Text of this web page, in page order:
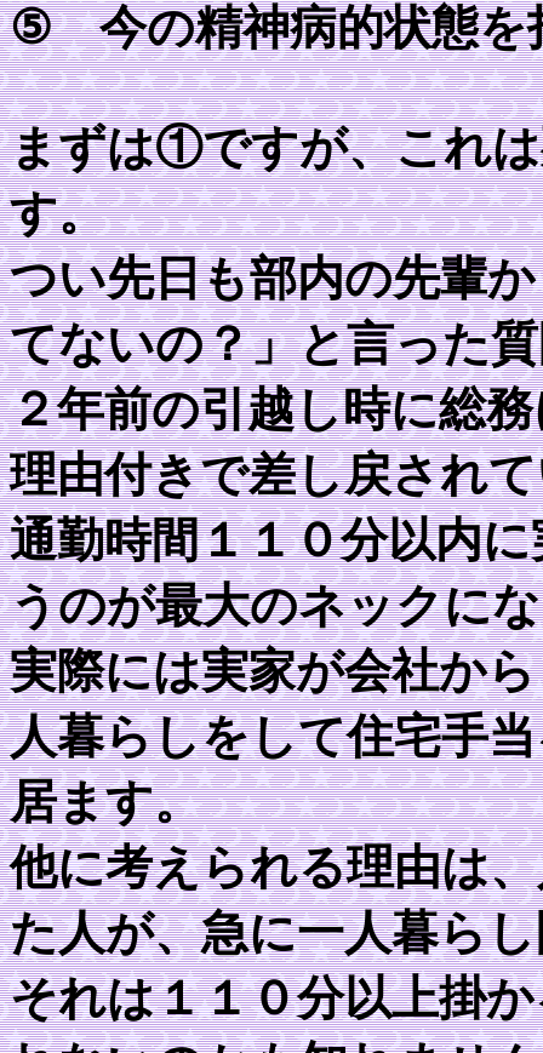
⑤ 今の精神病的状態を
まずは①ですが、これ
す。
つい先日も部内の先輩
てないの？」と言った
２年前の引越し時に総
理由付きで差し戻され
通勤時間１１０分以内
うのが最大のネックに
実際には実家が会社か
人暮らしをして住宅手
居ます。
他に考えられる理由は
た人が、急に一人暮ら
それは１１０分以上掛